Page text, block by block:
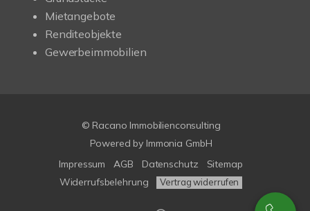
Mietangebote
Renditeobjekte
Gewerbeimmobilien
© Racano Immobilienconsulting
Powered by Immonia GmbH
Impressum
AGB Datenschutz
Sitemap
Widerrufsbelehrung
Vertrag widerrufen